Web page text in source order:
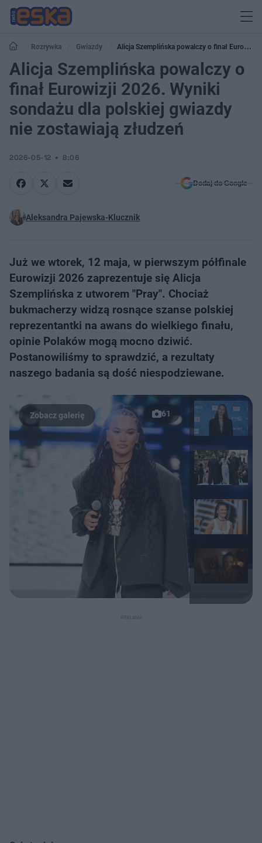
Rozrywka Gwiazdy
Alicja Szemplińska powalczy o finał Eurowizji
2026. Wyniki sondażu dla polskiej gwiazdy nie zostawiają złudzeń
Alicja Szemplińska powalczy o
finał Eurowizji 2026. Wyniki
sondażu dla polskiej gwiazdy
nie zostawiają złudzeń
2026-05-12 8:06
Dodaj do Google
Aleksandra Pajewska-Klucznik
Już we wtorek, 12 maja, w pierwszym półfinale
Eurowizji 2026 zaprezentuje się Alicja
Szemplińska z utworem "Pray". Chociaż
bukmacherzy widzą rosnące szanse polskiej
reprezentantki na awans do wielkiego finału,
opinie Polaków mogą mocno dziwić.
Postanowiliśmy to sprawdzić, a rezultaty
naszego badania są dość niespodziewane.
61